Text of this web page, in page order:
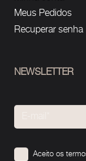
Meus Pedidos
Recuperar senha
NEWSLETTER
Aceito os